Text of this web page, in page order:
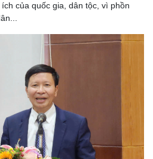
của quốc gia, dân tộc, vì phồn